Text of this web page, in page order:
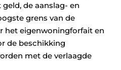
de aanslag- en
grens van de
het eigenwoningforfait en
de beschikking
met de verlaagde